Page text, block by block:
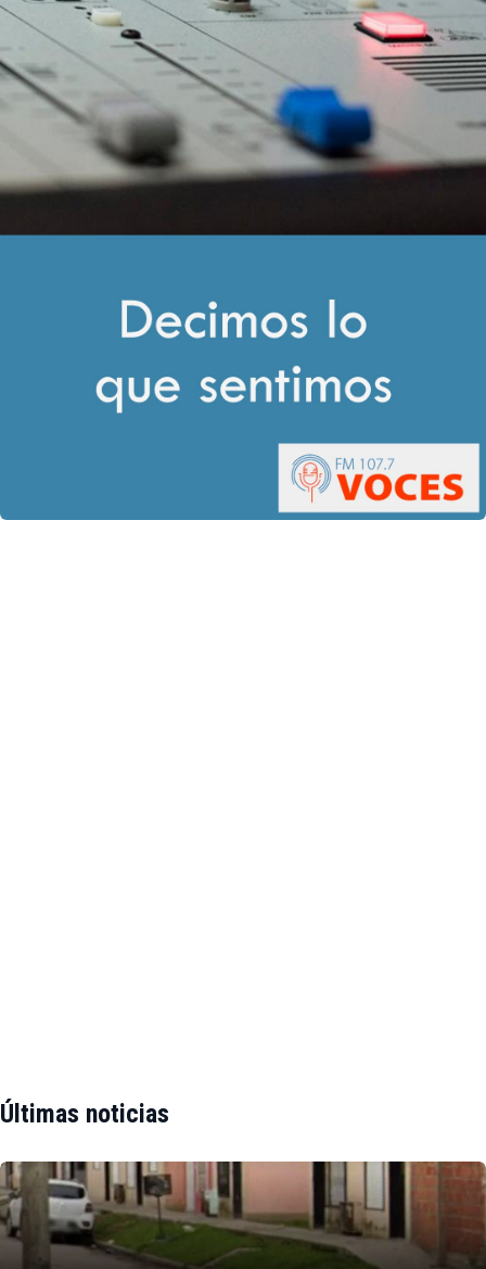
Últimas noticias